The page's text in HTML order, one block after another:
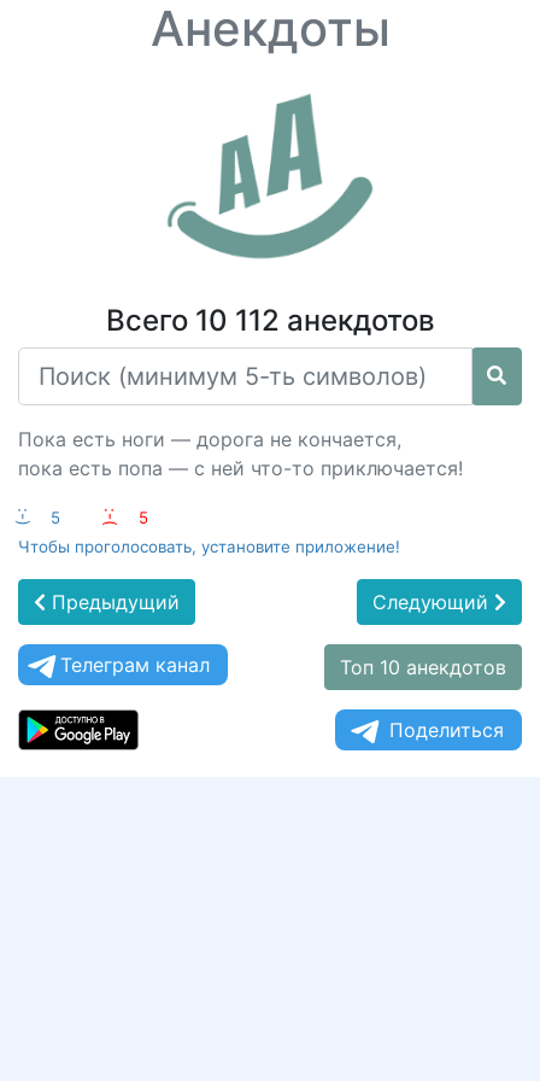
Анекдоты
Всего 10 112 анекдотов
Пока есть ноги — дорога не кончается,
пока есть попа — с ней что-то приключается!
:-) 5 :-(
5
Чтобы проголосовать, установите приложение!
Предыдущий Следующий
Телеграм канал Топ 10 анекдотов
Поделиться